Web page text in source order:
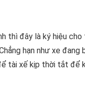
thì đây là ký hiệu
hạn như xe đang
tài xế kịp thời tắt để